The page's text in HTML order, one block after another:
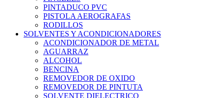
PINTADUCO PVC
PISTOLA AEROGRAFAS
RODILLOS
SOLVENTES Y ACONDICIONADORES
ACONDICIONADOR DE METAL
AGUARRAZ
ALCOHOL
BENCINA
REMOVEDOR DE OXIDO
REMOVEDOR DE PINTUTA
SOLVENTE DIELECTRICO